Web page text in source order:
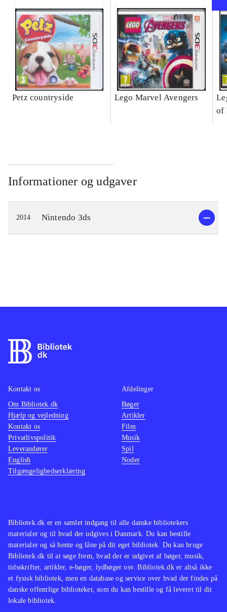
Petz countryside Lego Marvel Avengers
of
Informationer og udgaver
2014 Nintendo 3ds
Bibliotek.dk er en samlet indgang til alle danske bibliotekers
materialer og til hvad der udgives i Danmark. Du kan bestille
materialer og så hente og låne på dit eget bibliotek. Du kan bruge
Bibliotek.dk til at søge frem, hvad der er udgivet af bøger, musik,
tidsskrifter, artikler, e-bøger, lydbøger osv. Bibliotek.dk er altså ikke
et fysisk bibliotek, men en database og service over hvad der findes på
danske offentlige biblioteker, som du kan bestille og få leveret til dit
lokale bibliotek.
Kontakt os
Om Bibliotek.dk
Hjælp og vejledning
Kontakt os
Privatlivspolitik
Leverandører
English
Tilgængelighedserklæring
Afdelinger
Bøger
Artikler
Film
Musik
Spil
Noder